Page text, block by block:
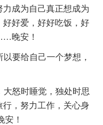
成为自己真正想成为
好爱，好好吃饭，好
晚安！
要给自己一个梦想，
怒时睡觉，独处时思
，努力工作，关心身
安！